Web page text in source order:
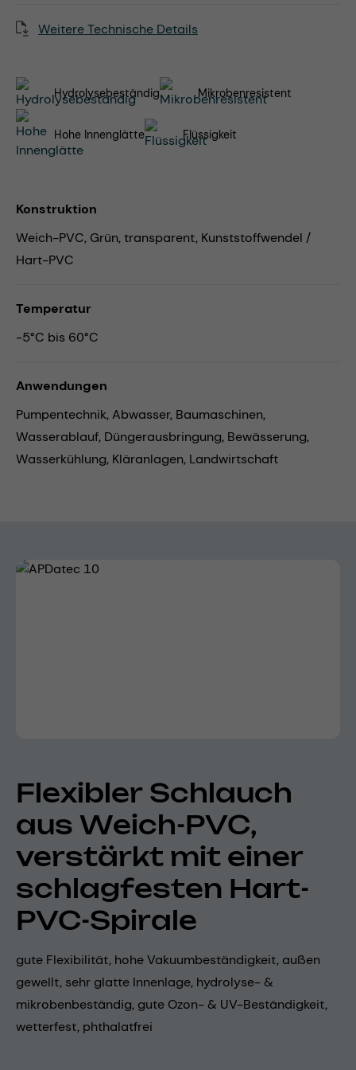
Weitere Technische Details
Hydrolysebeständig Mikrobenresistent
Hohe Innenglätte Flüssigkeit
Konstruktion
Weich-PVC, Grün, transparent, Kunststoffwendel /
Hart-PVC
Temperatur
-5°C bis 60°C
Anwendungen
Pumpentechnik,Abwasser, Baumaschinen,
Wasserablauf, Düngerausbringung, Bewässerung,
Wasserkühlung, Kläranlagen, Landwirtschaft
Bildergalerie überspringen
Flexibler Schlauch
aus Weich-PVC,
verstärkt mit einer
schlagfesten Hart-
PVC-Spirale
gute Flexibilität, hohe Vakuumbeständigkeit, außen
gewellt, sehr glatte Innenlage, hydrolyse- &
mikrobenbeständig, gute Ozon- & UV-Beständigkeit,
wetterfest, phthalatfrei